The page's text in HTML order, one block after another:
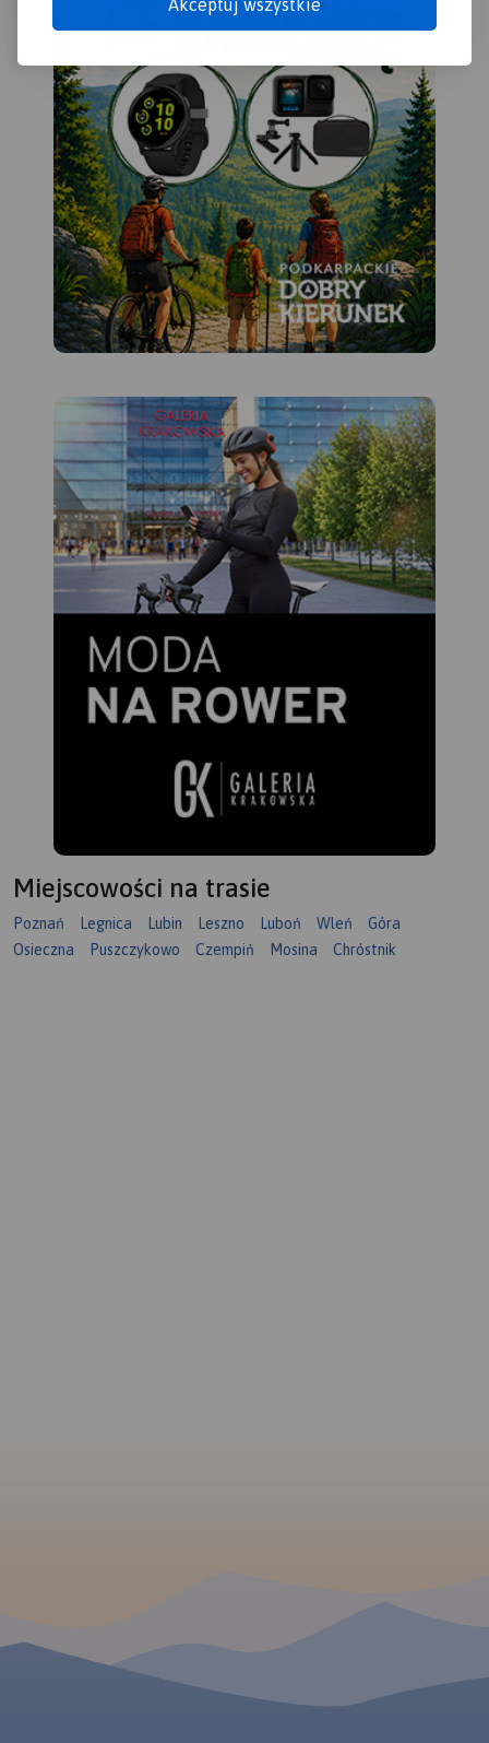
Akceptuj wszystkie
Miejscowości na trasie
Poznań Legnica Lubin Leszno Luboń Wleń
Góra
Osieczna
Puszczykowo Czempiń Mosina Chróstnik